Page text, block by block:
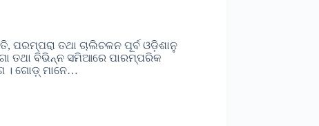
ପରମ୍ପରା ତଥା ଚାଲିଚଳନ ପୂର୍ବ ଓଡ଼ିଶାନୁ
ତଥା ବିଭିନ୍ନ ସମିଆରେ ପାରମ୍ପରିକ
। ଗୋଡ଼୍ ମାନେ…